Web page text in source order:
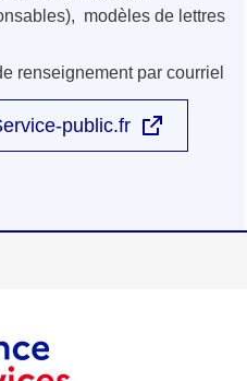
modèles de lettres
renseignement par courriel
public.fr